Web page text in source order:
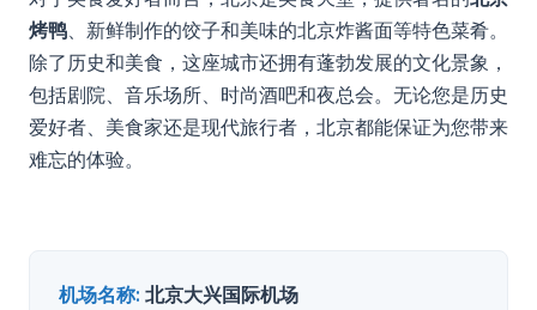
烤鸭、新鲜制作的饺子和美味的北京炸酱面等特色菜肴。
除了历史和美食，这座城市还拥有蓬勃发展的文化景象，
包括剧院、音乐场所、时尚酒吧和夜总会。无论您是历史
爱好者、美食家还是现代旅行者，北京都能保证为您带来
难忘的体验。
机场名称: 北京大兴国际机场